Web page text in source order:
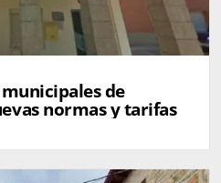
de
normas y tarifas